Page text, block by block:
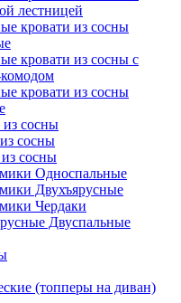
лестницей
кровати из сосны
кровати из сосны с
кровати из сосны
сосны
сосны
сосны
Односпальные
Двухъярусные
Чердаки
Двуспальные
(топперы на диван)